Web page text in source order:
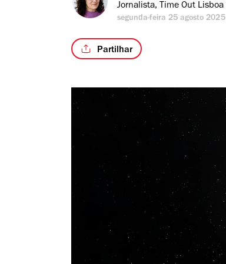
Jornalista, Time Out Lisboa
segunda-feira 25 agosto 2025
Partilhar